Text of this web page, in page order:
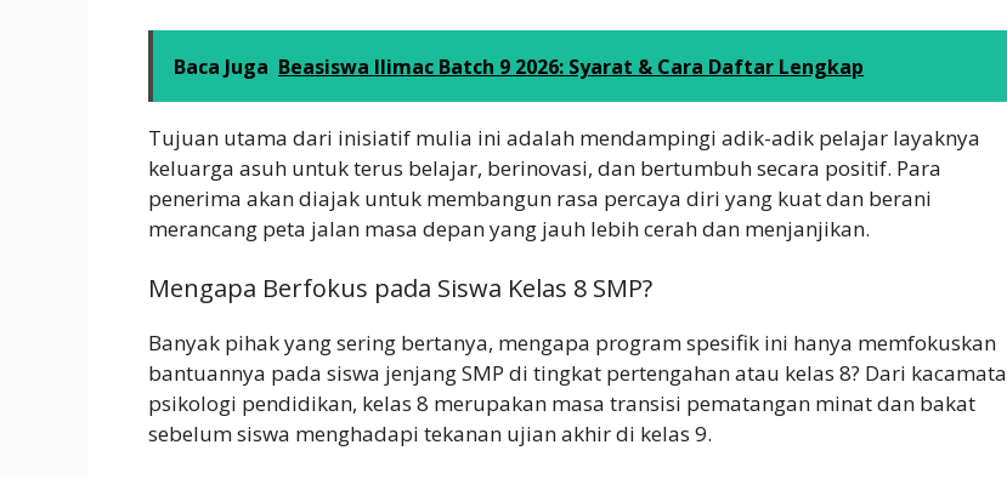
Baca Juga Beasiswa Ilimac Batch 9 2026: Syarat & Cara Daftar Lengkap
Tujuan utama dari inisiatif mulia ini adalah mendampingi adik-adik pelajar layaknya
keluarga asuh untuk terus belajar, berinovasi, dan bertumbuh secara positif. Para
penerima akan diajak untuk membangun rasa percaya diri yang kuat dan berani
merancang peta jalan masa depan yang jauh lebih cerah dan menjanjikan.
Mengapa Berfokus pada Siswa Kelas 8 SMP?
Banyak pihak yang sering bertanya, mengapa program spesifik ini hanya memfokuskan
bantuannya pada siswa jenjang SMP di tingkat pertengahan atau kelas 8? Dari kacamata
psikologi pendidikan, kelas 8 merupakan masa transisi pematangan minat dan bakat
sebelum siswa menghadapi tekanan ujian akhir di kelas 9.